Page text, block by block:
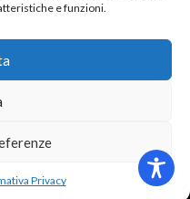
e funzioni.
Privacy
0
Cart ACCOUNT